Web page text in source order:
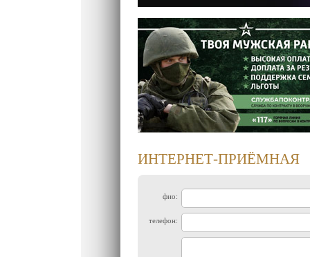
ИНТЕРНЕТ-ПРИЁМНАЯ
фио:
телефон: